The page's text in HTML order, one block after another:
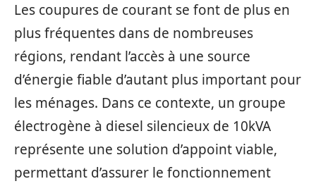
Les coupures de courant se font de plus en
plus fréquentes dans de nombreuses
régions, rendant l’accès à une source
d’énergie fiable d’autant plus important pour
les ménages. Dans ce contexte, un groupe
électrogène à diesel silencieux de 10kVA
représente une solution d’appoint viable,
permettant d’assurer le fonctionnement